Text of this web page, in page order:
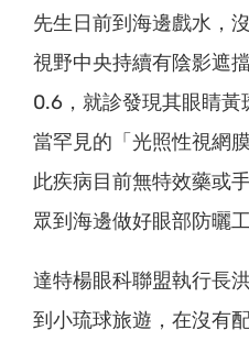
先生日前到海邊戲水，
視野中央持續有陰影遮
0.6，就診發現其眼睛
當罕見的「光照性視網
此疾病目前無特效藥或
眾到海邊做好眼部防曬工
達特楊眼科聯盟執行長
到小琉球旅遊，在沒有